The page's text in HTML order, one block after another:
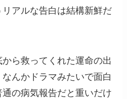
アルな告白は結構新鮮だ
ら救ってくれた運命の出
んかドラマみたいで面白
の病気報告だと重いだけ